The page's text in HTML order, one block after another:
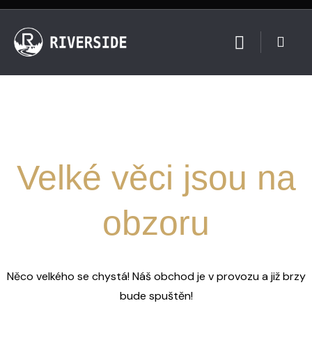
Velké věci jsou na
obzoru
Něco velkého se chystá! Náš obchod je v provozu a již brzy
bude spuštěn!